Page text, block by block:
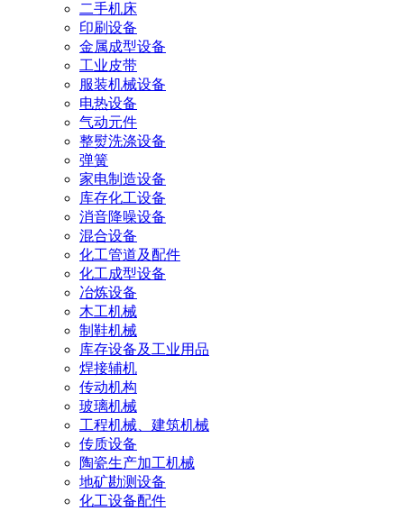
二手机床
印刷设备
金属成型设备
工业皮带
服装机械设备
电热设备
气动元件
整熨洗涤设备
弹簧
家电制造设备
库存化工设备
消音降噪设备
混合设备
化工管道及配件
化工成型设备
冶炼设备
木工机械
制鞋机械
库存设备及工业用品
焊接辅机
传动机构
玻璃机械
工程机械、建筑机械
传质设备
陶瓷生产加工机械
地矿勘测设备
化工设备配件